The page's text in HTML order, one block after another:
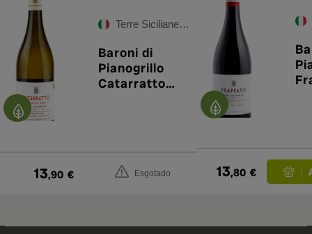
Terre Siciliane IGT
Baroni di
Pianogrillo
Catarratto
13,90 € Esgotado 13,80 €